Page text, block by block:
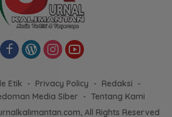
Etik Privacy Policy
Redaksi
Media Siber
Tentang Kami
All Rights Reserved